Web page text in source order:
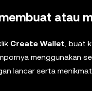
atau
Create Wallet, buat
menggunakan
lancar serta